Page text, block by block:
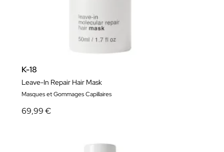
K-18
Leave-In Repair Hair Mask
Masques et Gommages Capillaires
69,99 €